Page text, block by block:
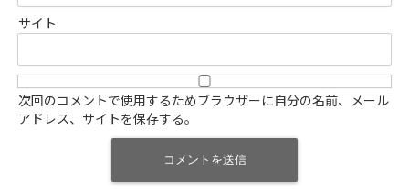
サイト
次回のコメントで使用するためブラウザーに自分の名前、メール
アドレス、サイトを保存する。